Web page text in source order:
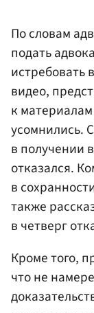
По словам
подать
истребовать
видео,
к
усомнились.
в получении
отказался.
в
также
в четверг
Кроме того,
что не